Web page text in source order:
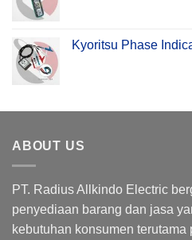
Kyoritsu Phase
ABOUT US
PT. Radius Allkindo Electric
penyediaan barang dan jasa
kebutuhan konsumen terutama